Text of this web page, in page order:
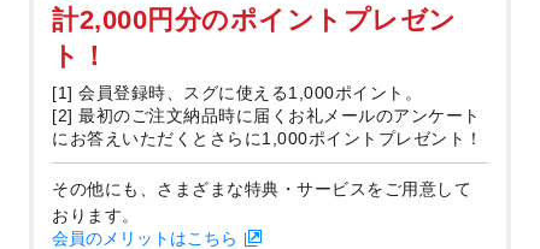
計2,000円分のポイントプレゼン
ト！
[1] 会員登録時、スグに使える1,000ポイント。
[2] 最初のご注文納品時に届くお礼メールのアンケート
にお答えいただくとさらに1,000ポイントプレゼント！
その他にも、さまざまな特典・サービスをご用意して
おります。
会員のメリットはこちら